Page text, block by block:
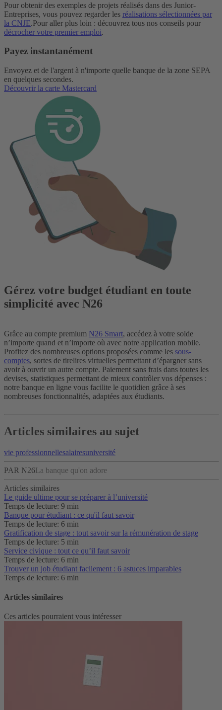
Pour obtenir des exemples de projets réalisés dans des Junior-
Entreprises, vous pouvez regarder les réalisations sélectionnées par
la CNJE.Pour aller plus loin : découvrez tous nos conseils pour
décrocher votre premier emploi.
Payez instantanément
Envoyez et de l'argent à n'importe quelle banque de la zone SEPA
en quelques secondes.
Découvrir la carte Mastercard
Gérez votre budget étudiant en toute
simplicité avec N26
Grâce au compte premium N26 Smart, accédez à votre solde
n’importe quand et n’importe où avec notre application mobile.
Profitez des nombreuses options proposées comme les sous-
comptes, sortes de tirelires virtuelles permettant d’épargner sans
avoir à ouvrir un autre compte. Paiement sans frais dans toutes les
devises, statistiques permettant de mieux contrôler vos dépenses :
notre banque en ligne vous facilite le quotidien grâce à ses
nombreuses fonctionnalités, adaptées aux étudiants.
Articles similaires au sujet
vie professionnellesalairesuniversité
PAR N26La banque qu'on adore
Articles similaires
Le guide ultime pour se préparer à l’université
Temps de lecture: 9 min
Banque pour étudiant : ce qu'il faut savoir
Temps de lecture: 6 min
Gratification de stage : tout savoir sur la rémunération de stage
Temps de lecture: 5 min
Service civique : tout ce qu’il faut savoir
Temps de lecture: 6 min
Trouver un job étudiant facilement : 6 astuces imparables
Temps de lecture: 6 min
Articles similaires
Ces articles pourraient vous intéresser